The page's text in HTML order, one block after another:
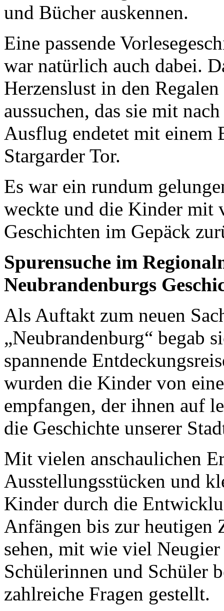
und Bücher auskennen.
Eine passende
war natürlich auch dabei.
Herzenslust in den
aussuchen, das sie mit
Ausflug endetet mit einem
Stargarder Tor.
Es war ein rundum
weckte und die Kinder mit
Geschichten im Gepäck
Spurensuche im
Neubrandenburgs
Als Auftakt zum neuen
„Neubrandenburg“ begab
spannende
wurden die Kinder von
empfangen, der ihnen auf
die Geschichte unserer
Mit vielen anschaulichen
Ausstellungsstücken und
Kinder durch die
Anfängen bis zur heutigen
sehen, mit wie viel
Schülerinnen und Schüler
zahlreiche Fragen gestellt.